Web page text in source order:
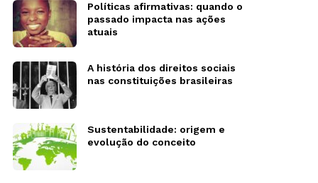
Políticas afirmativas: quando o
passado impacta nas ações
atuais
A história dos direitos sociais
nas constituições brasileiras
Sustentabilidade: origem e
evolução do conceito